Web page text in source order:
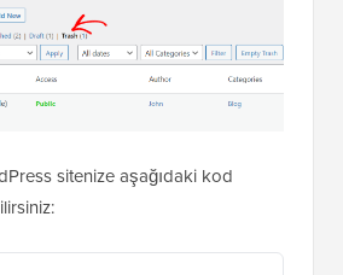
sitenize aşağıdaki kod